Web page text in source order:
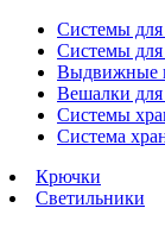
Системы
Системы
Выдвижные
Вешалки
Системы
Система
Крючки
Светильники